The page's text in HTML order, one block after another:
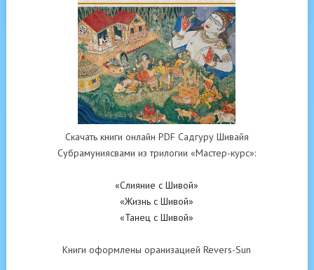
Скачать книги онлайн PDF Садгуру Шивайя
Субрамуниясвами из трилогии «Мастер-курс»:
«Слияние с Шивой»
«Жизнь с Шивой»
«Танец с Шивой»
Книги оформлены оранизацией Revers-Sun